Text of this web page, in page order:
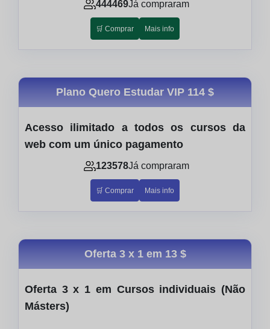
444469Já compraram
🛒 Comprar Mais info
Plano Quero Estudar VIP 114 $
Acesso ilimitado a todos os cursos da
web com um único pagamento
123578Já compraram
🛒 Comprar Mais info
Oferta 3 x 1 em 13 $
Oferta 3 x 1 em Cursos individuais (Não
Másters)